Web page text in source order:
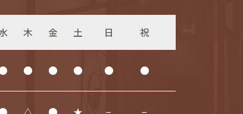
木 金 土 日 祝
● ● ● ● ●